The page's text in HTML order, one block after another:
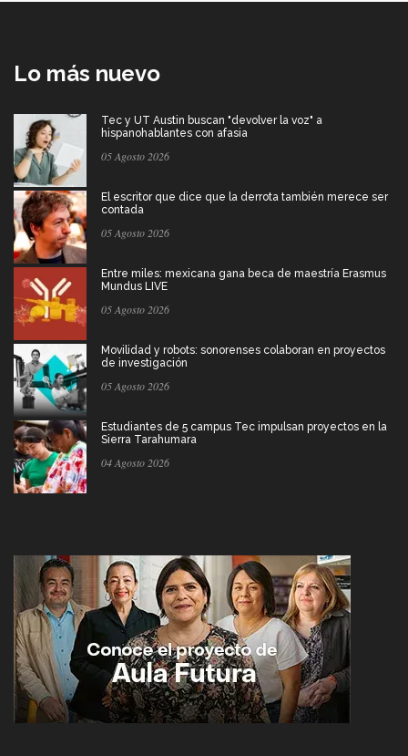
Lo más nuevo
Tec y UT Austin buscan "devolver la voz" a
hispanohablantes con afasia
05 Agosto 2026
El escritor que dice que la derrota también merece ser
contada
05 Agosto 2026
Entre miles: mexicana gana beca de maestría Erasmus
Mundus LIVE
05 Agosto 2026
Movilidad y robots: sonorenses colaboran en proyectos
de investigación
05 Agosto 2026
Estudiantes de 5 campus Tec impulsan proyectos en la
Sierra Tarahumara
04 Agosto 2026